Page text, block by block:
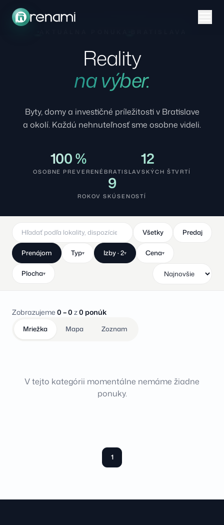
Reality
na výber.
Byty, domy a investičné príležitosti v Bratislave
a okolí. Každú nehnuteľnosť sme osobne videli.
100 %
OSOBNE PREVERENÉ
12
BRATISLAVSKÝCH ŠTVRTÍ
9
ROKOV SKÚSENOSTÍ
Všetky Predaj
Prenájom Typ▾ Izby · 2▾ Cena▾
Plocha▾
Zobrazujeme 0 – 0 z0 ponúk
Mriežka Mapa Zoznam
V tejto kategórii momentálne nemáme žiadne
ponuky.
1